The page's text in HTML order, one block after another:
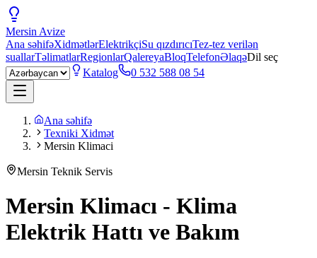
Mersin Avize
Ana səhifəXidmətlərElektrikçiSu qızdırıcıTez-tez verilən
suallarTəlimatlarRegionlarQalereyaBloqTelefonƏlaqəDil seç
Katalog
0 532 588 08 54
Ana səhifə
Texniki Xidmət
Mersin Klimaci
Mersin Teknik Servis
Mersin Klimacı - Klima
Elektrik Hattı ve Bakım